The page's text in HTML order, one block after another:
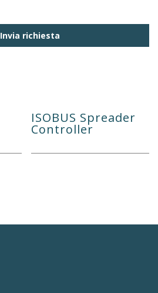
Invia richiesta
ISOBUS Spreader
Controller